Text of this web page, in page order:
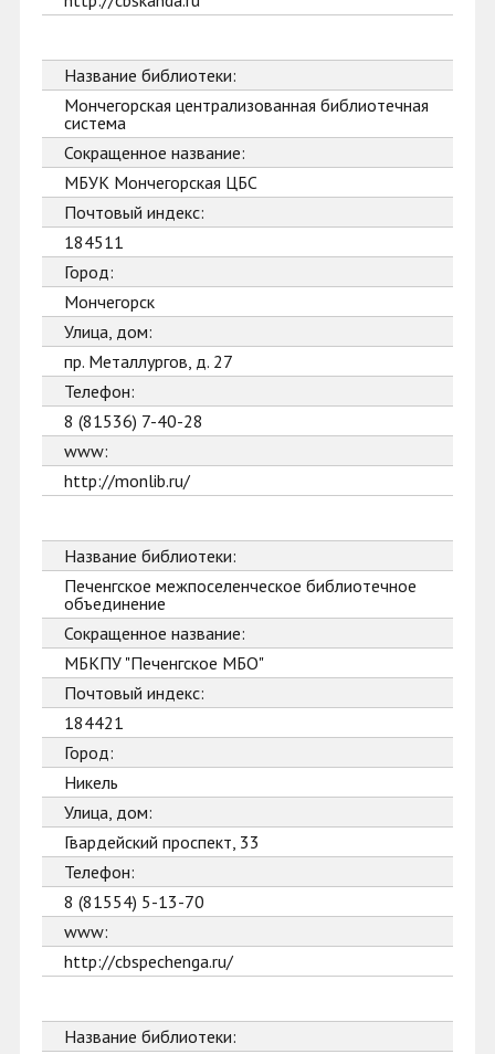
Название библиотеки:
Мончегорская централизованная библиотечная
система
Сокращенное название:
МБУК Мончегорская ЦБС
Почтовый индекс:
184511
Город:
Мончегорск
Улица, дом:
пр. Металлургов, д. 27
Телефон:
8 (81536) 7-40-28
www:
http://monlib.ru/
Название библиотеки:
Печенгское межпоселенческое библиотечное
объединение
Сокращенное название:
МБКПУ "Печенгское МБО"
Почтовый индекс:
184421
Город:
Никель
Улица, дом:
Гвардейский проспект, 33
Телефон:
8 (81554) 5-13-70
www:
http://cbspechenga.ru/
Название библиотеки: